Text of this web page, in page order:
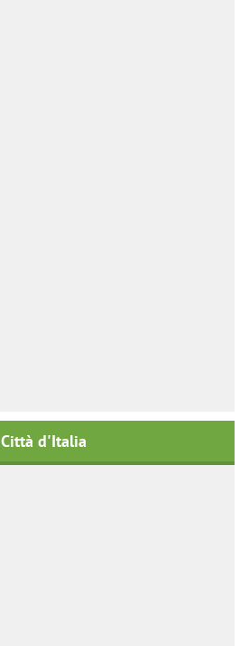
Città d'Italia